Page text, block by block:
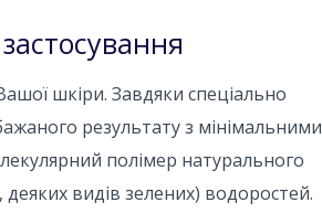
шкіри. Завдяки спеціально
результату з мінімальними
полімер натурального
видів зелених) водоростей.